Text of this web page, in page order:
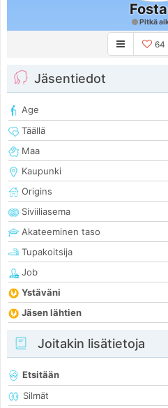
Pitkä
64
Jäsentiedot
Age
Täällä
Maa
Kaupunki
Origins
Siviiliasema
Akateeminen taso
Tupakoitsija
Job
Ystäväni
Jäsen lähtien
Joitakin lisätietoja
Etsitään
Silmät